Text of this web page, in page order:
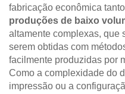
fabricação econômica
produções de baixo
altamente complexas, que
serem obtidas com
facilmente produzidas por
Como a complexidade do
impressão ou a